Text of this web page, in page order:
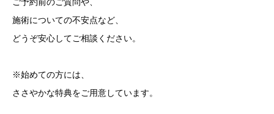
ご予約前のご質問や、
施術についての不安点など、
どうぞ安心してご相談ください。
※始めての方には、
ささやかな特典をご用意しています。